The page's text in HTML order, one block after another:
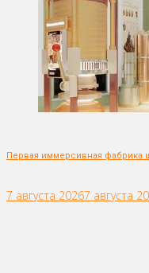
Первая иммерсивная фабрика
7 августа 20267 августа